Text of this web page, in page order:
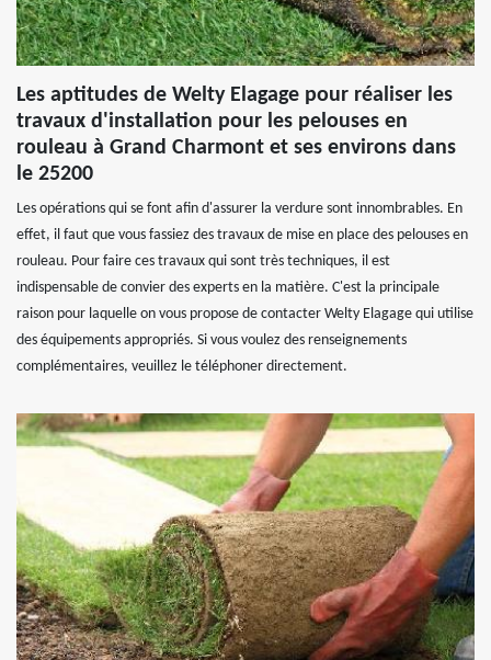
Les aptitudes de Welty Elagage pour réaliser les
travaux d'installation pour les pelouses en
rouleau à Grand Charmont et ses environs dans
le 25200
Les opérations qui se font afin d'assurer la verdure sont innombrables. En
effet, il faut que vous fassiez des travaux de mise en place des pelouses en
rouleau. Pour faire ces travaux qui sont très techniques, il est
indispensable de convier des experts en la matière. C'est la principale
raison pour laquelle on vous propose de contacter Welty Elagage qui utilise
des équipements appropriés. Si vous voulez des renseignements
complémentaires, veuillez le téléphoner directement.